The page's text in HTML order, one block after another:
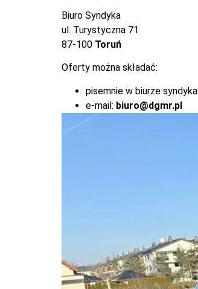
Biuro Syndyka
ul. Turystyczna 71
87-100 Toruń
Oferty można składać:
pisemnie w biurze syndyka
e-mail: biuro@dgmr.pl